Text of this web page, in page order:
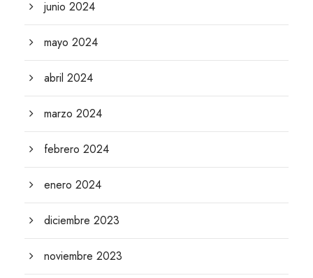
junio 2024
mayo 2024
abril 2024
marzo 2024
febrero 2024
enero 2024
diciembre 2023
noviembre 2023